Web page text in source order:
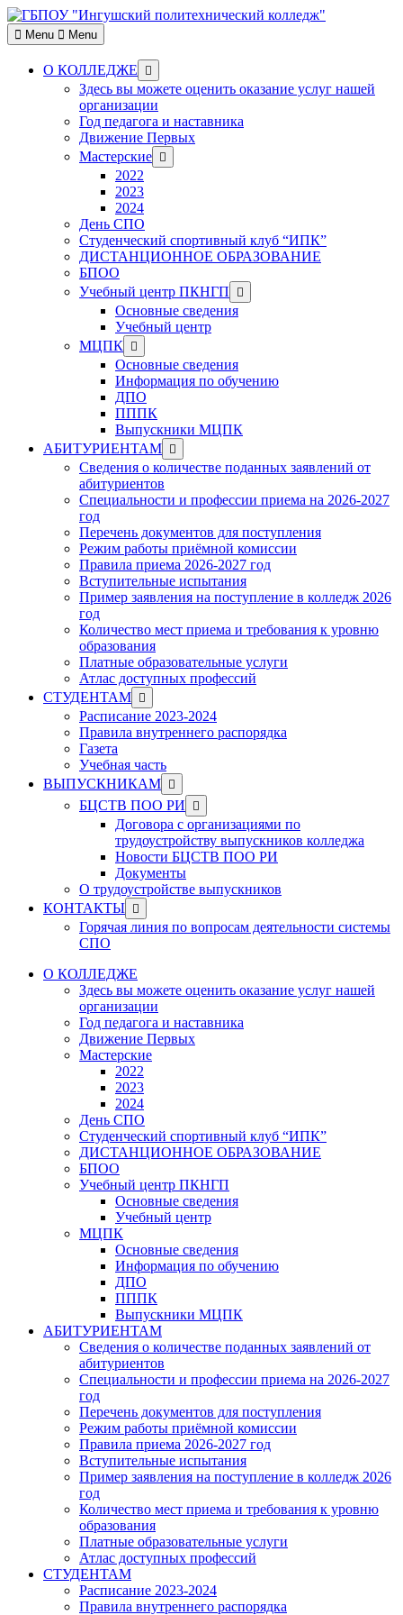
Skip
to
content
Menu Menu
О КОЛЛЕДЖЕ
Show
sub
menu
Здесь вы можете оценить оказание услуг нашей
организации
Год педагога и наставника
Движение Первых
Мастерские Show
sub
2022
2023
2024
День СПО
Студенческий спортивный клуб “ИПК”
ДИСТАНЦИОННОЕ ОБРАЗОВАНИЕ
БПОО
Учебный центр ПКНГП
Show
sub
menu
Основные сведения
Учебный центр
МЦПК Show
sub
menu
Основные сведения
Информация по обучению
ДПО
ПППК
Выпускники МЦПК
АБИТУРИЕНТАМ Show
sub
menu
Сведения о количестве поданных заявлений от
абитуриентов
Специальности и профессии приема на 2026-2027
год
Перечень документов для поступления
Режим работы приёмной комиссии
Правила приема 2026-2027 год
Вступительные испытания
Пример заявления на поступление в колледж 2026
год
Количество мест приема и требования к уровню
образования
Платные образовательные услуги
Атлас доступных профессий
СТУДЕНТАМ Show
sub
menu
Расписание 2023-2024
Правила внутреннего распорядка
Газета
Учебная часть
ВЫПУСКНИКАМ Show
sub
menu
БЦСТВ ПОО РИ
Show
sub
menu
Договора с организациями по
трудоустройству выпускников колледжа
Новости БЦСТВ ПОО РИ
Документы
О трудоустройстве выпускников
КОНТАКТЫ Show
sub
menu
Горячая линия по вопросам деятельности системы
СПО
О КОЛЛЕДЖЕ
Здесь вы можете оценить оказание услуг нашей
организации
Год педагога и наставника
Движение Первых
Мастерские
2022
2023
2024
День СПО
Студенческий спортивный клуб “ИПК”
ДИСТАНЦИОННОЕ ОБРАЗОВАНИЕ
БПОО
Учебный центр ПКНГП
Основные сведения
Учебный центр
МЦПК
Основные сведения
Информация по обучению
ДПО
ПППК
Выпускники МЦПК
АБИТУРИЕНТАМ
Сведения о количестве поданных заявлений от
абитуриентов
Специальности и профессии приема на 2026-2027
год
Перечень документов для поступления
Режим работы приёмной комиссии
Правила приема 2026-2027 год
Вступительные испытания
Пример заявления на поступление в колледж 2026
год
Количество мест приема и требования к уровню
образования
Платные образовательные услуги
Атлас доступных профессий
СТУДЕНТАМ
Расписание 2023-2024
Правила внутреннего распорядка